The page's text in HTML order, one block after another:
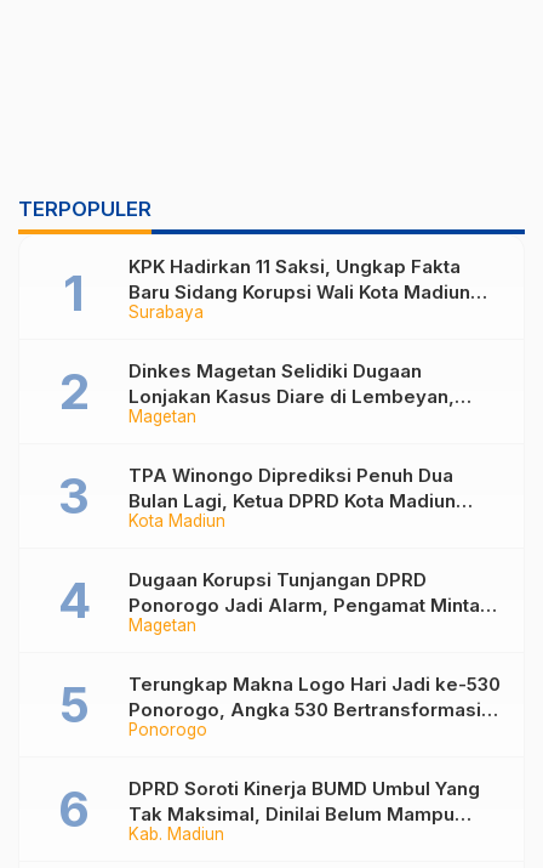
TERPOPULER
Surabaya
KPK Hadirkan 11 Saksi, Ungkap Fakta
Baru Sidang Korupsi Wali Kota Madiun
Nonaktif Maidi
Magetan
Dinkes Magetan Selidiki Dugaan
Lonjakan Kasus Diare di Lembeyan,
Lakukan Penyelidikan Epidemiologi
Kota Madiun
TPA Winongo Diprediksi Penuh Dua
Bulan Lagi, Ketua DPRD Kota Madiun
Desak Pemkot Percepat Penanganan
Magetan
Dugaan Korupsi Tunjangan DPRD
Ponorogo Jadi Alarm, Pengamat Minta
Magetan Perkuat Tata Kelola
Ponorogo
Terungkap Makna Logo Hari Jadi ke-530
Ponorogo, Angka 530 Bertransformasi
Jadi Sekar Kinanthi
Kab. Madiun
DPRD Soroti Kinerja BUMD Umbul Yang
Tak Maksimal, Dinilai Belum Mampu
Hasilkan PAD